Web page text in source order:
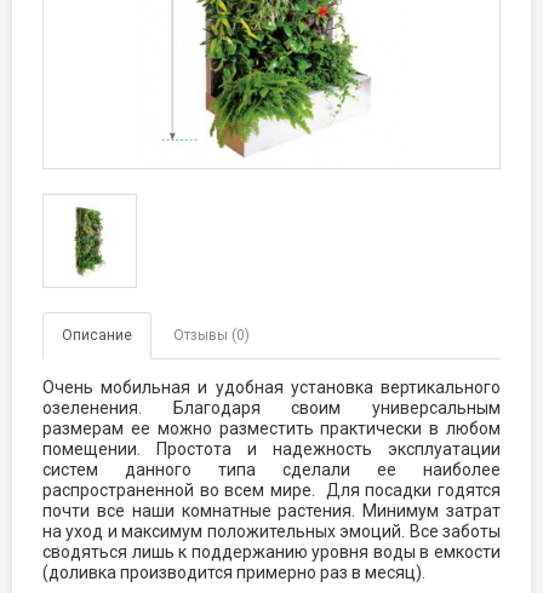
Описание Отзывы (0)
Очень мобильная и удобная установка вертикального
озеленения. Благодаря своим универсальным
размерам ее можно разместить практически в любом
помещении. Простота и надежность эксплуатации
систем данного типа сделали ее наиболее
распространенной во всем мире. Для посадки годятся
почти все наши комнатные растения. Минимум затрат
на уход и максимум положительных эмоций. Все заботы
сводяться лишь к поддержанию уровня воды в емкости
(доливка производится примерно раз в месяц).